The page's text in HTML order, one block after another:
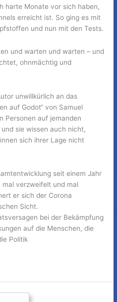
harte Monate vor sich haben,
erreicht ist. So ging es mit
und nun mit den Tests.
und warten und warten – und
ohnmächtig und
unwillkürlich an das
auf Godot“ von Samuel
Personen auf jemanden
sie wissen auch nicht,
sich ihrer Lage nicht
seit einem Jahr
verzweifelt und mal
er sich der Corona
Sicht.
bei der Bekämpfung
auf die Menschen, die
Politik